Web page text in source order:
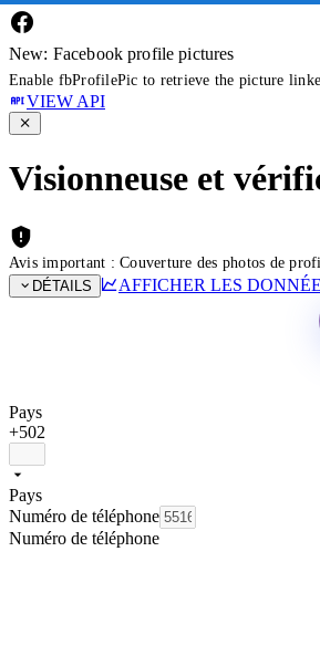
New: Facebook profile pictures
Enable fbProfilePic to retrieve the picture
VIEW API
Visionneuse et
Avis important : Couverture des photos de
DÉTAILS
AFFICHER LES
Pays
+502
Pays
Numéro de téléphone
Numéro de téléphone